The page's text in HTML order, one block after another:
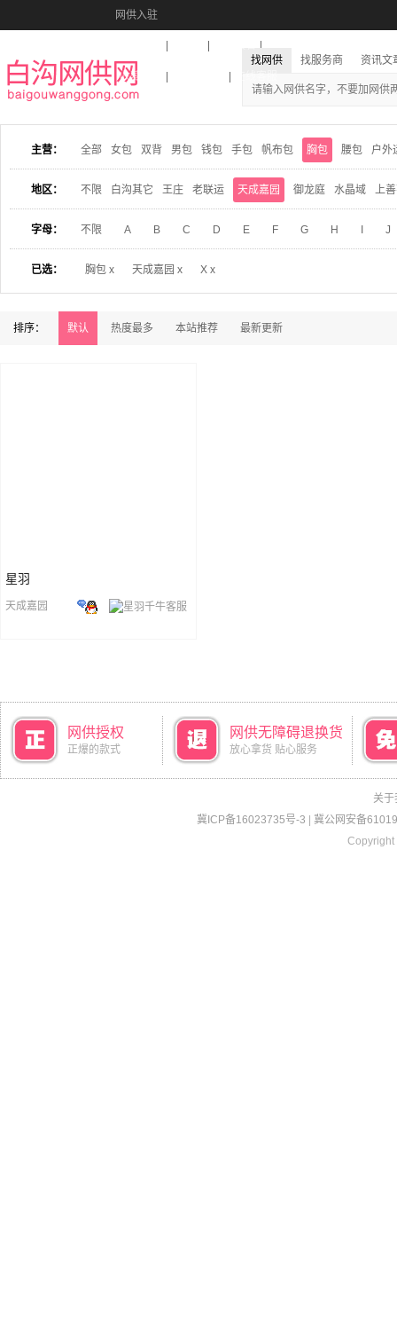
网供入驻
收藏本站
找网供 找服务商 资讯文
主营： 全部 女包 双背 男包 钱包 手包 帆布包 胸包 腰包 户外
地区： 不限 白沟其它 王庄 老联运 天成嘉园 御龙庭 水晶域 上
字母： 不限 A B C D E F G H J
已选： 胸包 x 天成嘉园 x X x
排序： 默认 热度最多 本站推荐 最新更新
星羽
天成嘉园
网供授权
正爆的款式
网供无障碍退换货
放心拿货 贴心服务
关于
冀ICP备16023735号-3
冀公网安备